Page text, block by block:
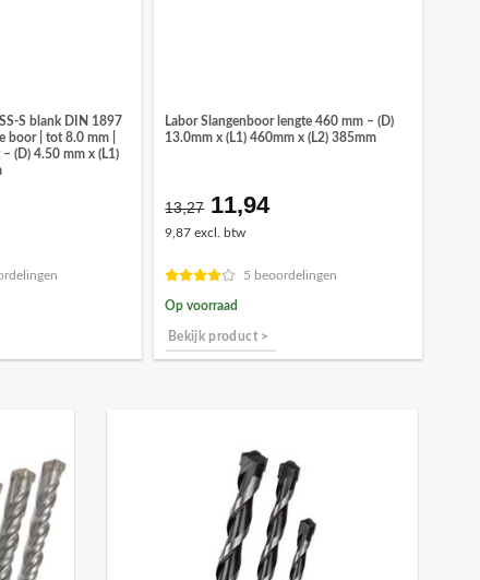
S blank DIN 1897
boor | tot 8.0 mm |
(D) 4.50 mm x (L1)
Labor Slangenboor lengte 460 mm – (D)
13.0mm x (L1) 460mm x (L2) 385mm
13,27 Oorspronkelijke
prijs
€13,27.
11,94Huidige
€11,94.
9,87 excl. btw
5 beoordelingen
Op voorraad
Bekijk product >